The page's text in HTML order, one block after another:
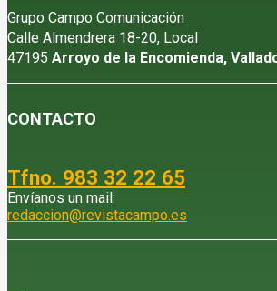
Grupo Campo Comunicación
Calle Almendrera 18-20, Local
47195 Arroyo de la Encomienda,
CONTACTO
Tfno. 983 32 22 65
Envíanos un mail:
redaccion@revistacampo.es